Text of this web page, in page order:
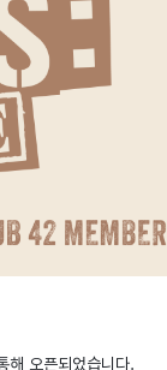
오픈되었습니다.